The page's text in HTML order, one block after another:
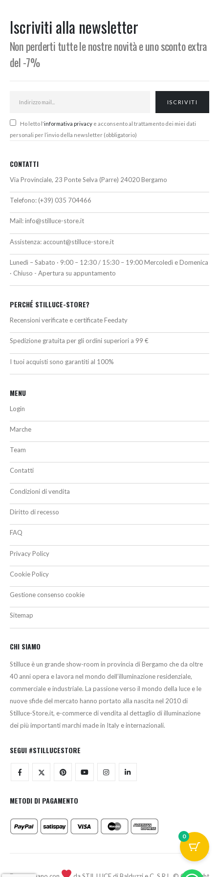
a
220,00€
Iscriviti alla newsletter
Non perderti tutte le nostre novità e uno sconto extra
del -7%
Ho letto l'informativa privacy e acconsento al trattamento dei miei dati
personali per l’invio della newsletter (obbligatorio)
CONTATTI
Via Provinciale, 23 Ponte Selva (Parre) 24020 Bergamo
Telefono: (+39) 035 704466
Mail:info@stilluce-store.it
Assistenza: account@stilluce-store.it
Lunedì – Sabato · 9:00 – 12:30 / 15:30 – 19:00 Mercoledì e Domenica
· Chiuso - Apertura su appuntamento
PERCHÉ STILLUCE-STORE?
Recensioni verificate e certificate Feedaty
Spedizione gratuita per gli ordini superiori a 99 €
I tuoi acquisti sono garantiti al 100%
MENU
Login
Marche
Team
Contatti
Condizioni di vendita
Diritto di recesso
FAQ
Privacy Policy
Cookie Policy
Gestione consenso cookie
Sitemap
CHI SIAMO
Stilluce è un grande show-room in provincia di Bergamo che da oltre
40 anni opera e lavora nel mondo dell’illuminazione residenziale,
commerciale e industriale. La passione verso il mondo della luce e le
nuove sfide del mercato hanno portato alla nascita nel 2010 di
Stilluce-Store.it, e-commerce di vendita al dettaglio di illuminazione
dei più importanti marchi made in Italy e internazionali.
SEGUI #STILLUCESTORE
METODI DI PAGAMENTO
0